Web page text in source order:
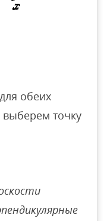
обеих
выберем точку